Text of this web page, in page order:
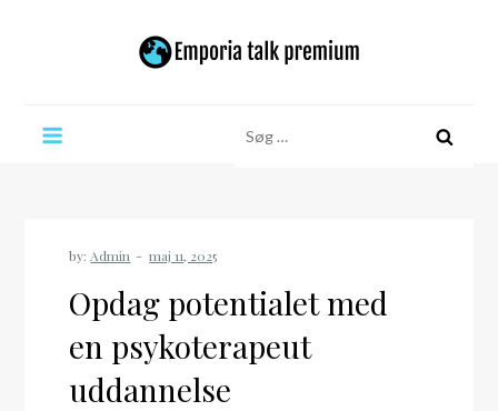
efter:
by: Admin
Opdag potentialet med
en psykoterapeut
uddannelse